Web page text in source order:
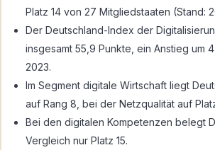
Platz 14 von 27 Mitgliedstaaten (Stand:
Der Deutschland-Index der
insgesamt 55,9 Punkte, ein Anstieg um
2023.
Im Segment digitale Wirtschaft liegt
auf Rang 8, bei der Netzqualität auf
Bei den digitalen Kompetenzen belegt
Vergleich nur Platz 15.